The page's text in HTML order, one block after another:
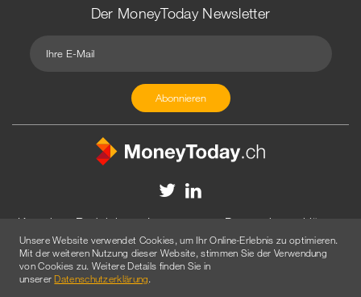
Der MoneyToday Newsletter
Kontakt Redaktion Impressum
Datenschutzerklärung
Disclaimer
Werbung
© 2026 Created byAGENTUR AM WASSER
Unsere Website verwendet Cookies, um Ihr Online-Erlebnis zu optimieren.
Mit der weiteren Nutzung dieser Website, stimmen Sie der Verwendung
von Cookies zu. Weitere Details finden Sie in
unsererDatenschutzerklärung.